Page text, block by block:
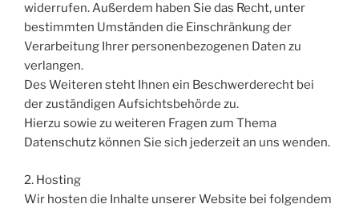
widerrufen. Außerdem haben Sie das Recht, unter
bestimmten Umständen die Einschränkung der
Verarbeitung Ihrer personenbezogenen Daten zu
verlangen.
Des Weiteren steht Ihnen ein Beschwerderecht bei
der zuständigen Aufsichtsbehörde zu.
Hierzu sowie zu weiteren Fragen zum Thema
Datenschutz können Sie sich jederzeit an uns wenden.
2. Hosting
Wir hosten die Inhalte unserer Website bei folgendem